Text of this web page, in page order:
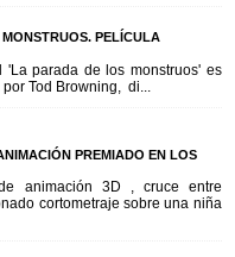
PELÍCULA
'La parada de los monstruos' es
Tod Browning, di...
PREMIADO EN LOS
animación 3D , cruce entre
cortometraje sobre una niña